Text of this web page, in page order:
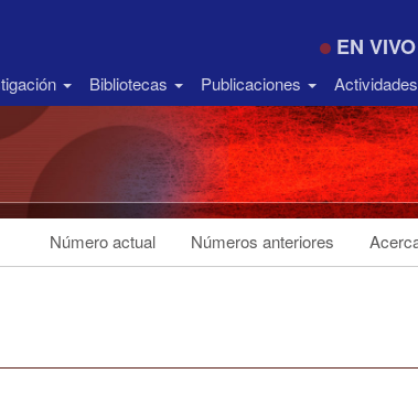
EN VIVO
Bibliotecas Publicaciones Actividades
Número actual Números anteriores